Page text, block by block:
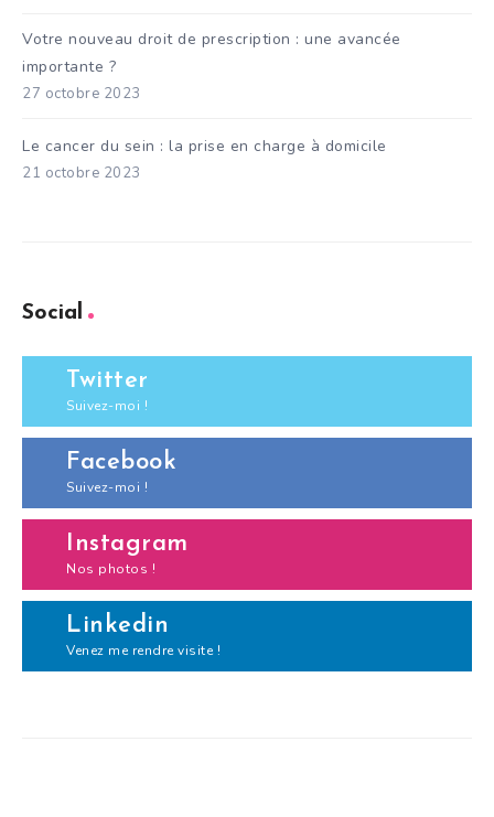
Votre nouveau droit de prescription : une avancée
importante ?
27 octobre 2023
Le cancer du sein : la prise en charge à domicile
21 octobre 2023
Social
Twitter
Suivez-moi !
Facebook
Suivez-moi !
Instagram
Nos photos !
Linkedin
Venez me rendre visite !